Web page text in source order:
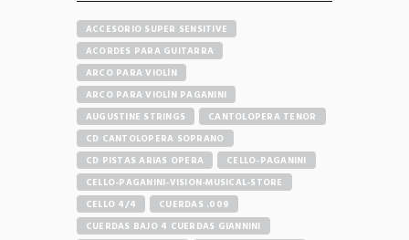
ACCESORIO SUPER SENSITIVE
ACORDES PARA GUITARRA
ARCO PARA VIOLÍN
ARCO PARA VIOLÍN PAGANINI
AUGUSTINE STRINGS
CANTOLOPERA TENOR
CD CANTOLOPERA SOPRANO
CD PISTAS ARIAS OPERA
CELLO-PAGANINI
CELLO-PAGANINI-VISION-MUSICAL-STORE
CELLO 4/4
CUERDAS .009
CUERDAS BAJO 4 CUERDAS GIANNINI